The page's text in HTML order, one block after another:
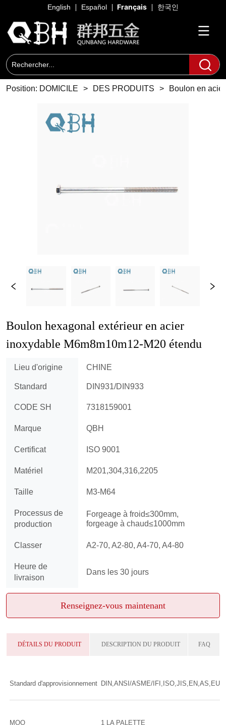
English Español Français 한국인
Position: DOMICILE > DES PRODUITS > Boulon en
Boulon hexagonal extérieur en acier
inoxydable M6m8m10m12-M20 étendu
Renseignez-vous maintenant
DÉTAILS DU PRODUIT DESCRIPTION DU PRODUIT FAQ